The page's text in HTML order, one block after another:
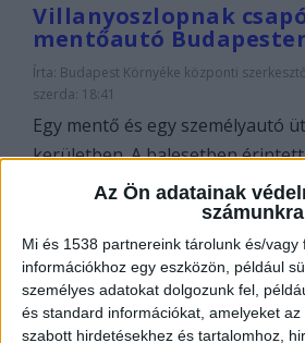
Az Ön adatainak
számunkra
Mi és 1538 partnereink tárolunk és/vagy
információkhoz egy eszközön, például
személyes adatokat dolgozunk fel,
és standard információkat, amelyeket
szabott hirdetésekhez és tartalomhoz,
Villanyoszlopnak
mentőautó
Írta: Budapest Környéke központi
szerda: 18:41
Egy mentő és egy személyautó
kerületben. A balesetben érintett